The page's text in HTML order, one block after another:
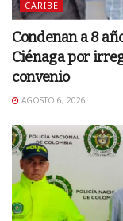
CARIBE
Condenan a 8
Ciénaga por
convenio
AGOSTO 6, 2026